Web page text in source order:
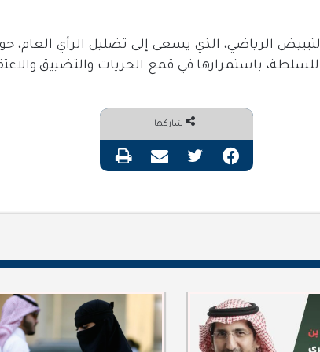
الرياضي، الذي يسعى إلى تضليل الرأي العام،
للسلطة، باستمرارها في قمع الحريات والتضييق
شاركها
فيسبوك تويتر مشاركة عبر البريد طباعة